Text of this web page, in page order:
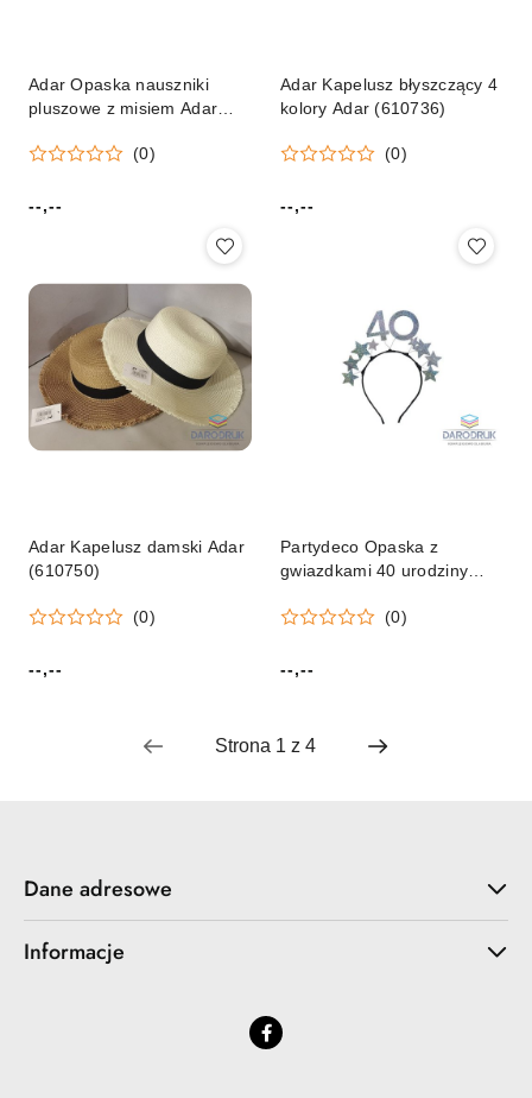
Adar Opaska nauszniki
pluszowe z misiem Adar
(0)
Cena:
--,--
Adar Kapelusz błyszczący 4
kolory Adar (610736)
(0)
Cena:
--,--
Adar Kapelusz damski Adar
(610750)
(0)
Cena:
--,--
Partydeco Opaska z
gwiazdkami 40 urodziny
(0)
Cena:
--,--
Dane adresowe
Informacje